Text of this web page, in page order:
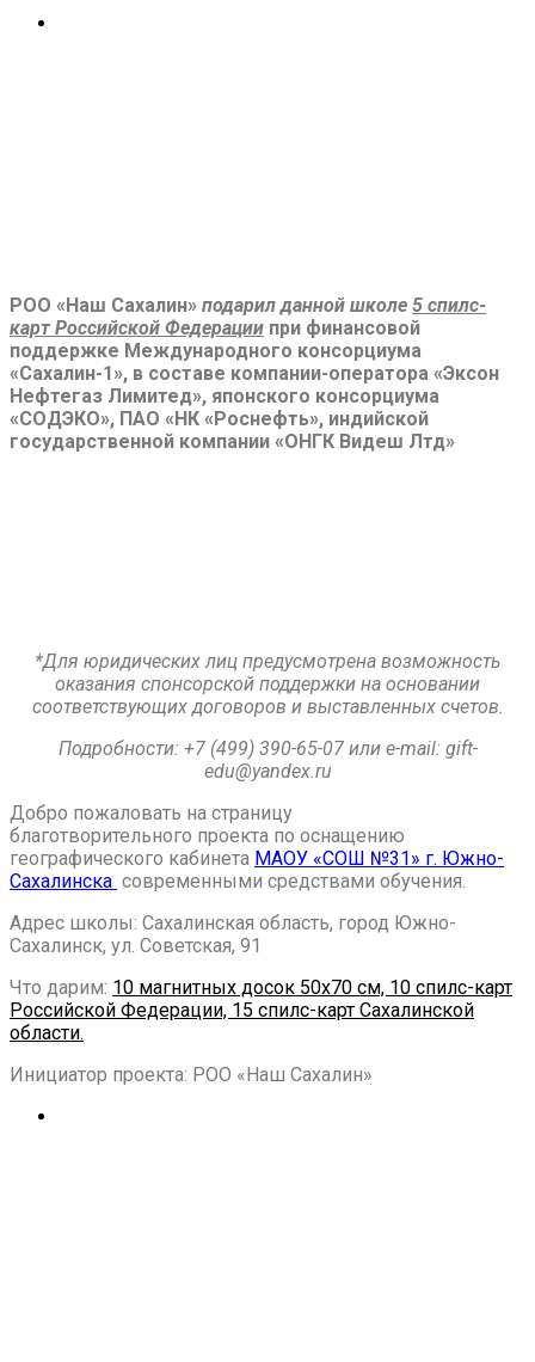
РОО «Наш Сахалин» подарил данной школе 5 спилс-
карт Российской Федерации при финансовой
поддержке Международного консорциума
«Сахалин-1», в составе компании-оператора «Эксон
Нефтегаз Лимитед», японского консорциума
«СОДЭКО», ПАО «НК «Роснефть», индийской
государственной компании «ОНГК Видеш Лтд»
*Для юридических лиц предусмотрена возможность
оказания спонсорской поддержки на основании
соответствующих договоров и выставленных счетов.
Подробности: +7 (499) 390-65-07 или e-mail: gift-
edu@yandex.ru
Добро пожаловать на страницу
благотворительного проекта по оснащению
географического кабинета МАОУ «СОШ №31» г. Южно-
Сахалинска современными средствами обучения.
Адрес школы: Сахалинская область, город Южно-
Сахалинск, ул. Советская, 91
Что дарим: 10 магнитных досок 50х70 см, 10 спилс-карт
Российской Федерации, 15 спилс-карт Сахалинской
области.
Инициатор проекта: РОО «Наш Сахалин»